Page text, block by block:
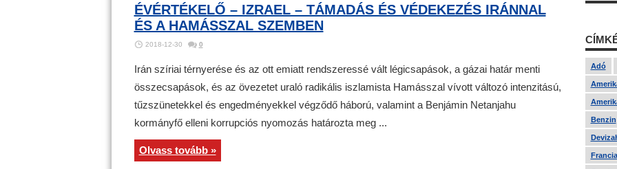
ÉVÉRTÉKELŐ – IZRAEL – TÁMADÁS ÉS VÉDEKEZÉS IRÁNNAL
ÉS A HAMÁSSZAL SZEMBEN
2018-12-30 0
Irán szíriai térnyerése és az ott emiatt rendszeressé vált légicsapások, a gázai határ menti
összecsapások, és az övezetet uraló radikális iszlamista Hamásszal vívott változó intenzitású,
tűzszünetekkel és engedményekkel végződő háború, valamint a Benjámin Netanjahu
kormányfő elleni korrupciós nyomozás határozta meg ...
Olvass tovább »
Adó
Benzin